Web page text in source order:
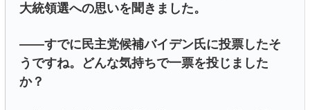
大統領選への思いを聞きました。
――すでに民主党候補バイデン氏に投票したそ
うですね。どんな気持ちで一票を投じました
か？